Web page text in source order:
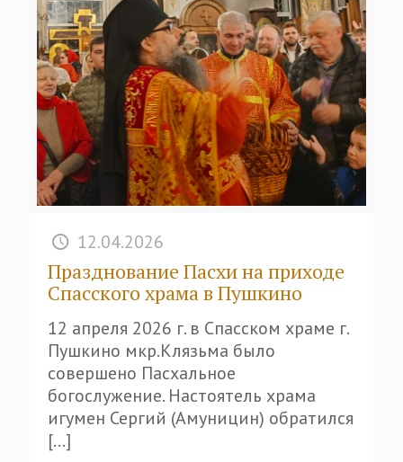
12.04.2026
Празднование Пасхи на приходе
Спасского храма в Пушкино
12 апреля 2026 г. в Спасском храме г.
Пушкино мкр.Клязьма было
совершено Пасхальное
богослужение. Настоятель храма
игумен Сергий (Амуницин) обратился
[…]